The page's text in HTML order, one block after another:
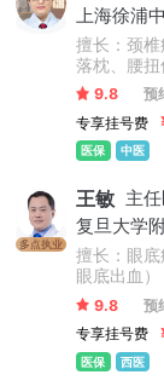
上海徐浦
擅长：颈
落枕、腰
瘫后遗症
叉综合症
管理等相
9.8 预
专享挂号费
医保 中医
多点执业
王敏 主
擅长：眼底
眼底出血
神经脊髓
9.8 预
专享挂号费
医保 西医